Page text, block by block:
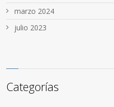
marzo 2024
julio 2023
Categorías